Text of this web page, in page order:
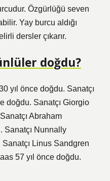
Özgürlüğü seven
Yay burcu aldığı
dersler çıkarır.
doğdu?
yıl önce doğdu. Sanatçı
doğdu. Sanatçı Giorgio
Abraham
Sanatçı Nunnally
Linus Sandgren
57 yıl önce doğdu.